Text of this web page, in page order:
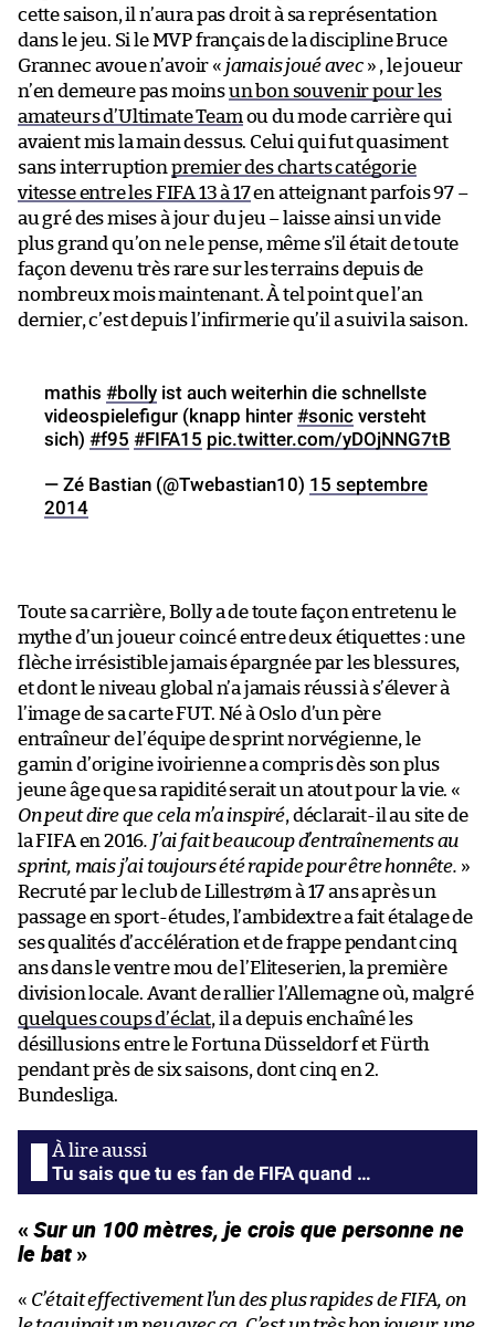
cette saison, il n’aura pas droit à sa représentation
dans le jeu. Si le MVP français de la discipline Bruce
Grannec avoue n’avoir « jamais joué avec» , le joueur
n’en demeure pas moinsun bon souvenir pour les
amateurs d’Ultimate Teamou du mode carrière qui
avaient mis la main dessus. Celui qui fut quasiment
sans interruption premier des charts catégorie
vitesse entre les FIFA 13 à 17en atteignant parfois 97 –
au gré des mises à jour du jeu – laisse ainsi un vide
plus grand qu’on ne le pense, même s’il était de toute
façon devenu très rare sur les terrains depuis de
nombreux mois maintenant. À tel point que l’an
dernier, c’est depuis l’infirmerie qu’il a suivi la saison.
mathis #bolly ist auch weiterhin die schnellste
videospielefigur (knapp hinter #sonic versteht
sich) #f95 #FIFA15 pic.twitter.com/yDOjNNG7tB
— Zé Bastian (@Twebastian10) 15 septembre
2014
Toute sa carrière, Bolly a de toute façon entretenu le
mythe d’un joueur coincé entre deux étiquettes : une
flèche irrésistible jamais épargnée par les blessures,
et dont le niveau global n’a jamais réussi à s’élever à
l’image de sa carte FUT. Né à Oslo d’un père
entraîneur de l’équipe de sprint norvégienne, le
gamin d’origine ivoirienne a compris dès son plus
jeune âge que sa rapidité serait un atout pour la vie. «
On peut dire que cela m’a inspiré, déclarait-il au site de
la FIFA en 2016. J’ai fait beaucoup d’entraînements au
sprint, mais j’ai toujours été rapide pour être honnête. »
Recruté par le club de Lillestrøm à 17 ans après un
passage en sport-études, l’ambidextre a fait étalage de
ses qualités d’accélération et de frappe pendant cinq
ans dans le ventre mou de l’Eliteserien, la première
division locale. Avant de rallier l’Allemagne où, malgré
quelques coups d’éclat, il a depuis enchaîné les
désillusions entre le Fortuna Düsseldorf et Fürth
pendant près de six saisons, dont cinq en 2.
Bundesliga.
Tu sais que tu es fan de FIFA quand …
«Sur un 100 mètres, je crois que personne ne
le bat»
« C’était effectivement l’un des plus rapides de FIFA, on